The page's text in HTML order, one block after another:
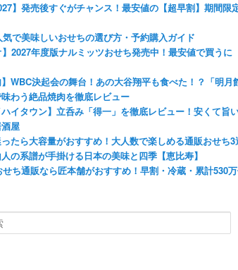
】発売後すぐがチャンス！最安値の【超早割】期間限
気で美味しいおせちの選び方・予約購入ガイド
】2027年度版ナルミッツおせち発売中！最安値で買うに
】WBC決起会の舞台！あの大谷翔平も食べた！？「明月
わう絶品焼肉を徹底レビュー
ハイタウン】立呑み「得一」を徹底レビュー！安くて旨
屋
ったら大容量がおすすめ！大人数で楽しめる通販おせち3
人の系譜が手掛ける日本の美味と四季【恵比寿】
せち通販なら匠本舗がおすすめ！早割・冷蔵・累計530